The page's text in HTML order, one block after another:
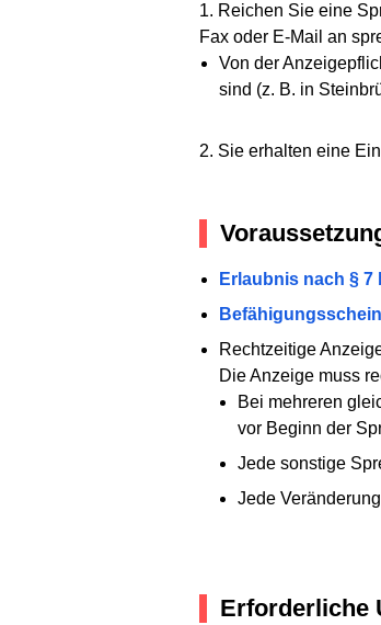
1. Reichen Sie eine
Fax oder E-Mail an
Von der
sind (z. B. in
2. Sie erhalten eine
Erlaubnis nach § 7
Rechtzeitige
Die Anzeige muss
Bei mehreren
vor Beginn der
Jede sonstige
Jede
Erforderliche